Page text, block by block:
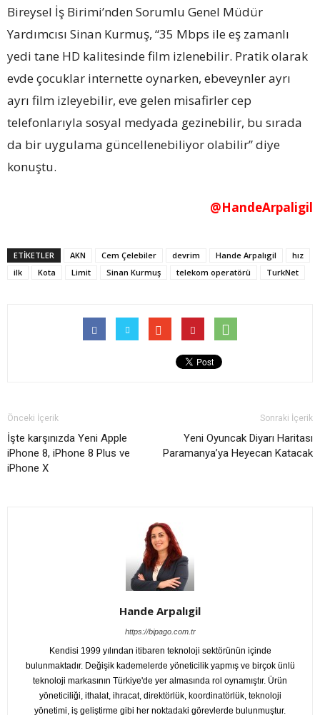
Bireysel İş Birimi’nden Sorumlu Genel Müdür
Yardımcısı Sinan Kurmuş, “35 Mbps ile eş zamanlı
yedi tane HD kalitesinde film izlenebilir. Pratik olarak
evde çocuklar internette oynarken, ebeveynler ayrı
ayrı film izleyebilir, eve gelen misafirler cep
telefonlarıyla sosyal medyada gezinebilir, bu sırada
da bir uygulama güncellenebiliyor olabilir” diye
konuştu.
@HandeArpaligil
ETİKETLER AKN Cem Çelebiler devrim Hande Arpalıgil
hız
ilk
Kota Limit Sinan Kurmuş telekom operatörü TurkNet
Önceki İçerik
İşte karşınızda Yeni Apple
iPhone 8, iPhone 8 Plus ve
iPhone X
Sonraki İçerik
Yeni Oyuncak Diyarı Haritası
Paramanya’ya Heyecan Katacak
Hande Arpalıgil
https://bipago.com.tr
Kendisi 1999 yılından itibaren teknoloji sektörünün içinde
bulunmaktadır. Değişik kademelerde yöneticilik yapmış ve birçok ünlü
teknoloji markasının Türkiye'de yer almasında rol oynamıştır. Ürün
yöneticiliği, ithalat, ihracat, direktörlük, koordinatörlük, teknoloji
yönetimi, iş geliştirme gibi her noktadaki görevlerde bulunmuştur.